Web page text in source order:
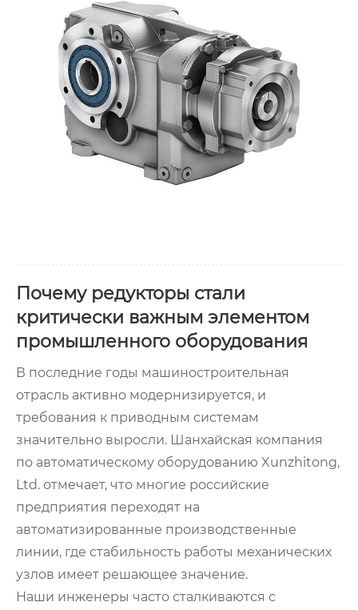
Почему редукторы стали
критически важным элементом
промышленного оборудования
В последние годы машиностроительная
отрасль активно модернизируется, и
требования к приводным системам
значительно выросли. Шанхайская компания
по автоматическому оборудованию Xunzhitong,
Ltd. отмечает, что многие российские
предприятия переходят на
автоматизированные производственные
линии, где стабильность работы механических
узлов имеет решающее значение.
Наши инженеры часто сталкиваются с